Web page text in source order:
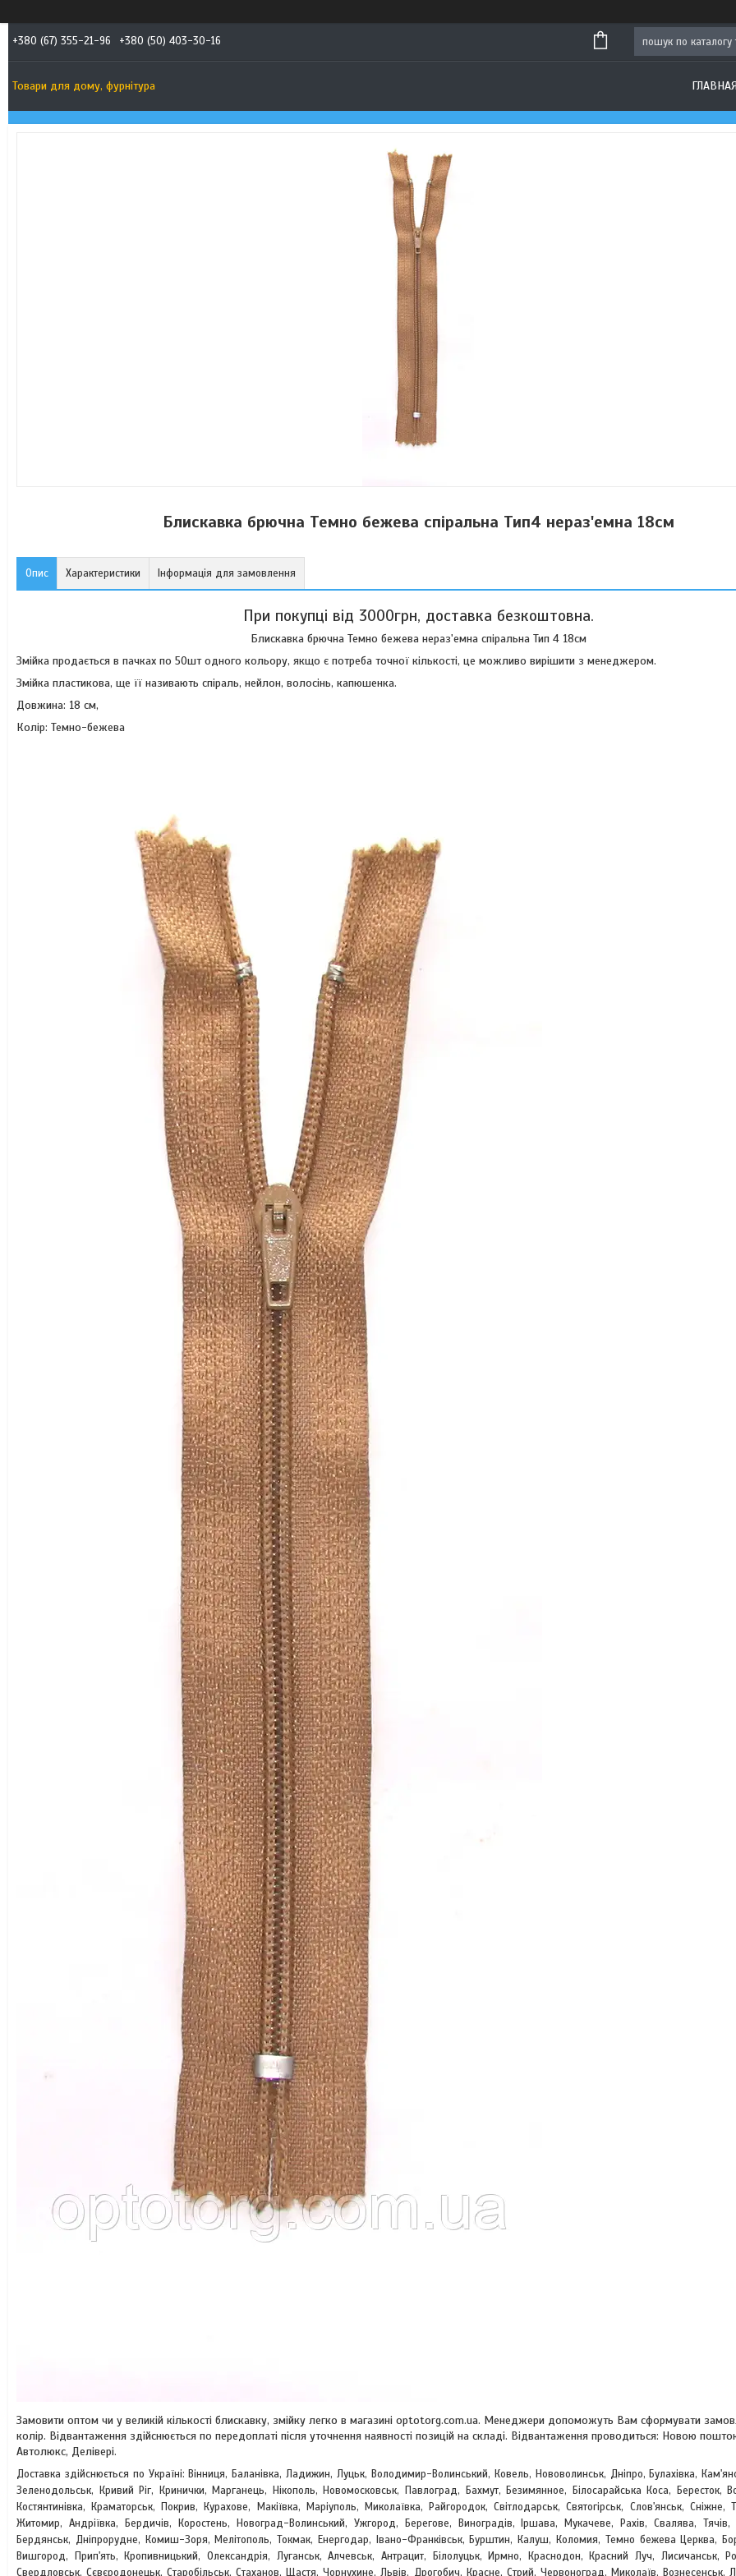
+380 (67) 355-21-96 +380 (50) 403-30-16
Товари для дому, фурнітура ГЛАВНАЯ
Блискавка брючна Темно бежева спіральна Тип4 нераз'емна 18см
Опис Характеристики Інформація для замовлення
При покупці від 3000грн, доставка безкоштовна.
Блискавка брючна Темно бежева нераз'емна спіральна Тип 4 18см
Змійка продається в пачках по 50шт одного кольору, якщо є потреба точної кількості, це можливо вирішити з менеджером.
Змійка пластикова, ще її називають спіраль, нейлон, волосінь, капюшенка.
Довжина: 18 см,
Колір: Темно-бежева
Замовити оптом чи у великій кількості блискавку, змійку легко в магазині optotorg.com.ua. Менеджери допоможуть Вам сформувати
колір. Відвантаження здійснюється по передоплаті після уточнення наявності позицій на складі. Відвантаження проводиться: Новою
Автолюкс, Делівері.
Доставка здійснюється по Україні: Вінниця, Баланівка, Ладижин, Луцьк, Володимир-Волинський, Ковель, Нововолинськ, Дніпро, Булахівка,
Зеленодольськ, Кривий Ріг, Кринички, Марганець, Нікополь, Новомосковськ, Павлоград, Бахмут, Безимянное, Білосарайська Коса, Бересток,
Костянтинівка, Краматорськ, Покрив, Курахове, Макіївка, Маріуполь, Миколаївка, Райгородок, Світлодарськ, Святогірськ, Слов'янськ, Сніжне,
Житомир, Андріївка, Бердичів, Коростень, Новоград-Волинський, Ужгород, Берегове,
Виноградів, Іршава, Мукачеве, Рахів, Свалява, Тячів,
Бердянськ, Дніпрорудне, Комиш-Зоря, Мелітополь, Токмак, Енергодар, Івано-Франківськ, Бурштин, Калуш, Коломия, Темно бежева Церква,
Вишгород, Прип'ять, Кропивницький, Олександрія, Луганськ, Алчевськ, Антрацит, Білолуцьк, Ирмно, Краснодон, Красний Луч, Лисичанськ,
Свердловськ, Сєвєродонецьк, Старобільськ, Стаханов, Щастя, Чорнухине, Львів, Дрогобич, Красне, Стрий, Червоноград, Миколаїв, Вознесенськ,